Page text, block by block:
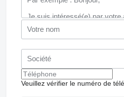
Veuillez vérifier le numéro de